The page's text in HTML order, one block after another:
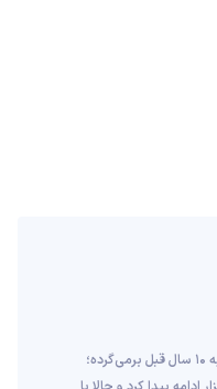
دوران حرفه‌ای من در دنیای فناوری تقریبا به ۱۰ سال قبل برمی‌گرده؛